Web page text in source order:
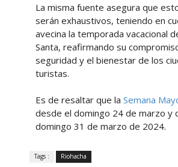
La misma fuente asegura que
serán exhaustivos, teniendo en
avecina la temporada vacacional
Santa, reafirmando su
seguridad y el bienestar de los
turistas.
Es de resaltar que la Semana
desde el domingo 24 de marzo y
domingo 31 de marzo de 2024.
Tags : Riohacha